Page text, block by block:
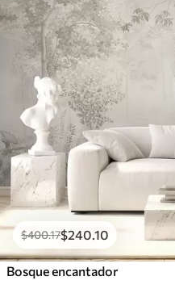
$400.17$240 .10
Bosque encantador